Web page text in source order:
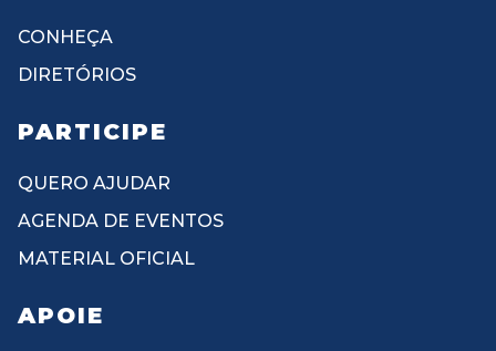
CONHEÇA
DIRETÓRIOS
PARTICIPE
QUERO AJUDAR
AGENDA DE EVENTOS
MATERIAL OFICIAL
APOIE